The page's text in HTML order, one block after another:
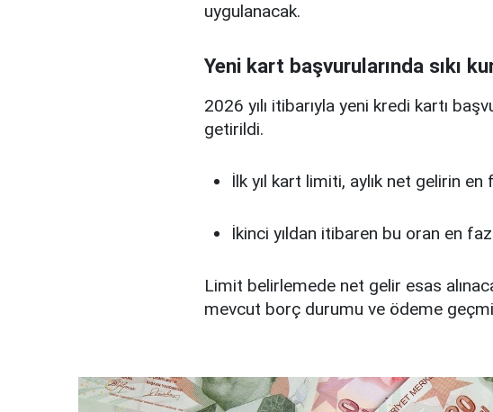
uygulanacak.
Yeni kart başvurularında sıkı
2026 yılı itibarıyla yeni kredi kartı
getirildi.
İlk yıl kart limiti, aylık net gelirin en
İkinci yıldan itibaren bu oran en
Limit belirlemede net gelir esas
mevcut borç durumu ve ödeme